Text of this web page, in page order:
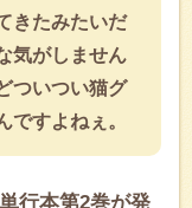
きたみたいだ
気がしません
ついつい猫グ
ですよねぇ。
行本第2巻が発